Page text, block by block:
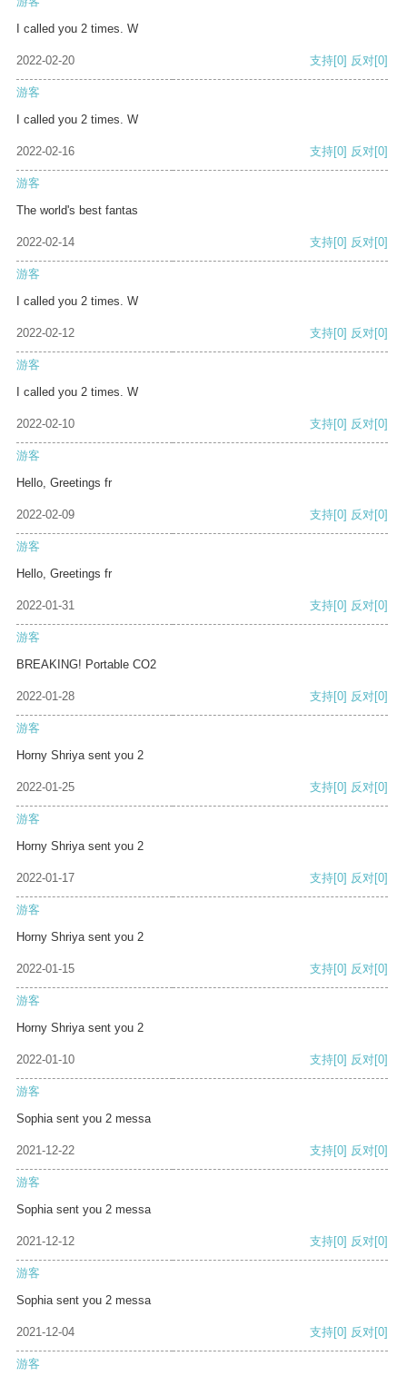
I called you 2 times. W
2022-02-20 支持[0] 反对[0]
游客
I called you 2 times. W
2022-02-16 支持[0] 反对[0]
游客
The world's best fantas
2022-02-14 支持[0] 反对[0]
游客
I called you 2 times. W
2022-02-12 支持[0] 反对[0]
游客
I called you 2 times. W
2022-02-10 支持[0] 反对[0]
游客
Hello, Greetings fr
2022-02-09 支持[0] 反对[0]
游客
Hello, Greetings fr
2022-01-31 支持[0] 反对[0]
游客
BREAKING! Portable CO2
2022-01-28 支持[0] 反对[0]
游客
Horny Shriya sent you 2
2022-01-25 支持[0] 反对[0]
游客
Horny Shriya sent you 2
2022-01-17 支持[0] 反对[0]
游客
Horny Shriya sent you 2
2022-01-15 支持[0] 反对[0]
游客
Horny Shriya sent you 2
2022-01-10 支持[0] 反对[0]
游客
Sophia sent you 2 messa
2021-12-22 支持[0] 反对[0]
游客
Sophia sent you 2 messa
2021-12-12 支持[0] 反对[0]
游客
Sophia sent you 2 messa
2021-12-04 支持[0] 反对[0]
游客